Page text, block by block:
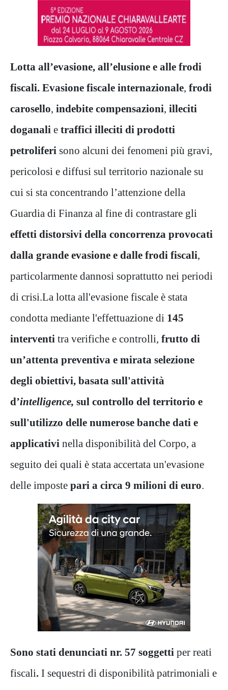
Lotta all’evasione, all’elusione e alle frodi
fiscali. Evasione fiscale internazionale, frodi
carosello, indebite compensazioni, illeciti
doganali e traffici illeciti di prodotti
petroliferi sono alcuni dei fenomeni più gravi,
pericolosi e diffusi sul territorio nazionale su
cui si sta concentrando l’attenzione della
Guardia di Finanza al fine di contrastare gli
effetti distorsivi della concorrenza provocati
dalla grande evasione e dalle frodi fiscali,
particolarmente dannosi soprattutto nei periodi
di crisi.La lotta all'evasione fiscale è stata
condotta mediante l'effettuazione di 145
interventi tra verifiche e controlli, frutto di
un’attenta preventiva e mirata selezione
degli obiettivi, basata sull'attività
d’intelligence, sul controllo del territorio e
sull'utilizzo delle numerose banche dati e
applicativi nella disponibilità del Corpo, a
seguito dei quali è stata accertata un'evasione
delle imposte pari a circa 9 milioni di euro.
Sono stati denunciati nr. 57 soggetti per reati
fiscali. I sequestri di disponibilità patrimoniali e